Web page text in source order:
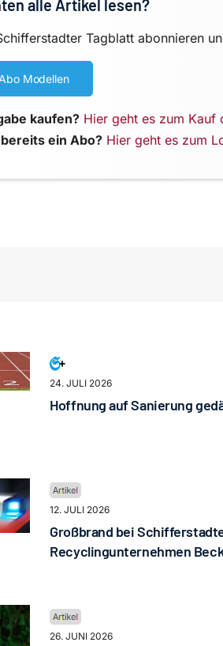
alle Artikel lesen?
Tagblatt abonnieren
Modellen
kaufen? Hier geht es zum Kauf
ein Abo? Hier geht es zum
24. JULI 2026
Hoffnung auf Sanierung
12. JULI 2026
Großbrand bei
Recyclingunternehmen
26. JUNI 2026